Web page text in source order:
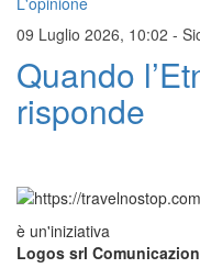
09 Luglio 2026, 10:02 -
Quando
risponde
è un'iniziativa
Logos srl